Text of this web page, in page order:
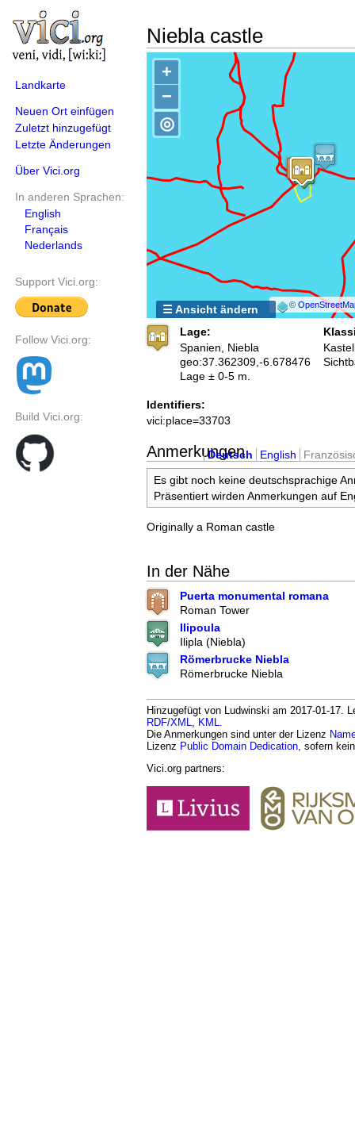
Landkarte
Neuen Ort einfügen
Zuletzt hinzugefügt
Letzte Änderungen
Über Vici.org
In anderen Sprachen:
English
Français
Nederlands
Support Vici.org:
Follow Vici.org:
Build Vici.org:
Niebla castle
+
−
©
◎
☰ Ansicht ändern
Lage:
Spanien, Niebla
geo:37.362309,-6.678476
Lage ± 0-5 m.
Identifiers:
vici:place=33703
Anmerkungen
Deutsch English
Es gibt noch keine deutschsprachige
Präsentiert wirden Anmerkungen auf
Originally a Roman castle
In der Nähe
Puerta monumental romana
Roman Tower
Ilipoula
Ilipla (Niebla)
Römerbrucke Niebla
Römerbrucke Niebla
Hinzugefügt von Ludwinski am 2017-01-17.
RDF/XML
KML
Die Anmerkungen sind unter der Lizenz
Lizenz Public Domain Dedication , sofern
Vici.org partners: